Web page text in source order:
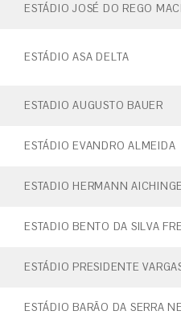
ESTÁDIO JOSÉ DO REGO
ESTÁDIO ASA DELTA
ESTADIO AUGUSTO BAUER
ESTÁDIO EVANDRO ALMEIDA
ESTADIO HERMANN
ESTADIO BENTO DA SILVA
ESTÁDIO PRESIDENTE
ESTÁDIO BARÃO DA SERRA